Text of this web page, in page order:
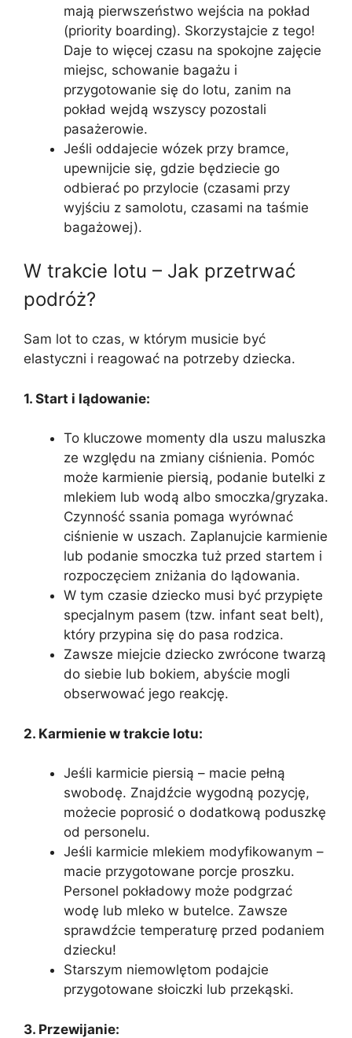
mają pierwszeństwo wejścia na pokład
(priority boarding). Skorzystajcie z tego!
Daje to więcej czasu na spokojne zajęcie
miejsc, schowanie bagażu i
przygotowanie się do lotu, zanim na
pokład wejdą wszyscy pozostali
pasażerowie.
Jeśli oddajecie wózek przy bramce,
upewnijcie się, gdzie będziecie go
odbierać po przylocie (czasami przy
wyjściu z samolotu, czasami na taśmie
bagażowej).
W trakcie lotu – Jak przetrwać
podróż?
Sam lot to czas, w którym musicie być
elastyczni i reagować na potrzeby dziecka.
1. Start i lądowanie:
To kluczowe momenty dla uszu maluszka
ze względu na zmiany ciśnienia. Pomóc
może karmienie piersią, podanie butelki z
mlekiem lub wodą albo smoczka/gryzaka.
Czynność ssania pomaga wyrównać
ciśnienie w uszach. Zaplanujcie karmienie
lub podanie smoczka tuż przed startem i
rozpoczęciem zniżania do lądowania.
W tym czasie dziecko musi być przypięte
specjalnym pasem (tzw. infant seat belt),
który przypina się do pasa rodzica.
Zawsze miejcie dziecko zwrócone twarzą
do siebie lub bokiem, abyście mogli
obserwować jego reakcję.
2. Karmienie w trakcie lotu:
Jeśli karmicie piersią – macie pełną
swobodę. Znajdźcie wygodną pozycję,
możecie poprosić o dodatkową poduszkę
od personelu.
Jeśli karmicie mlekiem modyfikowanym –
macie przygotowane porcje proszku.
Personel pokładowy może podgrzać
wodę lub mleko w butelce. Zawsze
sprawdźcie temperaturę przed podaniem
dziecku!
Starszym niemowlętom podajcie
przygotowane słoiczki lub przekąski.
3. Przewijanie: